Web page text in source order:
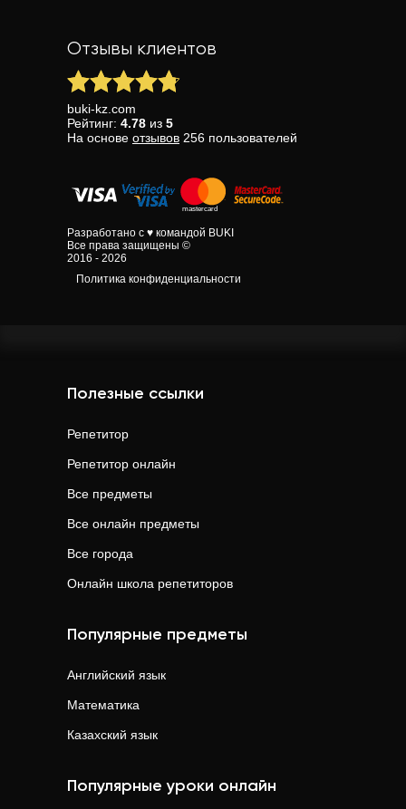
Отзывы клиентов
buki-kz.com
Рейтинг: 4.78 из 5
На основе отзывов 256 пользователей
Разработано с ♥ командой BUKI
Все права защищены ©
2016 - 2026
Политика конфиденциальности
Полезные ссылки
Репетитор
Репетитор онлайн
Все предметы
Все онлайн предметы
Все города
Онлайн школа репетиторов
Популярные предметы
Английский язык
Математика
Казахский язык
Популярные уроки онлайн